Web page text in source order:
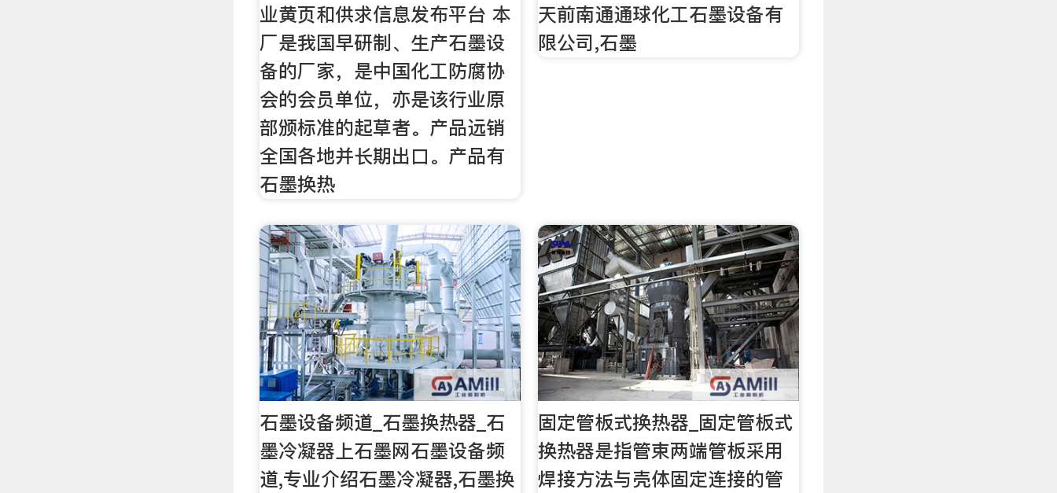
业黄页和供求信息发布平台 本
厂是我国早研制、生产石墨设
备的厂家，是中国化工防腐协
会的会员单位，亦是该行业原
部颁标准的起草者。产品远销
全国各地并长期出口。产品有
石墨换热
天前南通通球化工石墨设备有
限公司,石墨
石墨设备频道_石墨换热器_石
墨冷凝器上石墨网石墨设备频
道,专业介绍石墨冷凝器,石墨换
固定管板式换热器_固定管板式
换热器是指管束两端管板采用
焊接方法与壳体固定连接的管